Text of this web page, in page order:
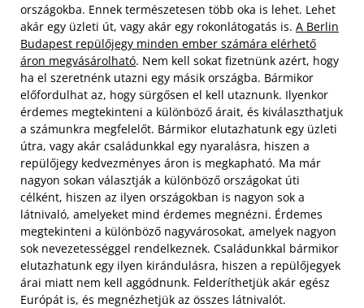
országokba. Ennek természetesen több oka is lehet. Lehet
akár egy üzleti út, vagy akár egy rokonlátogatás is. A Berlin
Budapest repülőjegy minden ember számára elérhető
áron megvásárolható. Nem kell sokat fizetnünk azért, hogy
ha el szeretnénk utazni egy másik országba. Bármikor
előfordulhat az, hogy sürgősen el kell utaznunk. Ilyenkor
érdemes megtekinteni a különböző árait, és kiválaszthatjuk
a számunkra megfelelőt. Bármikor elutazhatunk egy üzleti
útra, vagy akár családunkkal egy nyaralásra, hiszen a
repülőjegy kedvezményes áron is megkapható. Ma már
nagyon sokan választják a különböző országokat úti
célként, hiszen az ilyen országokban is nagyon sok a
látnivaló, amelyeket mind érdemes megnézni. Érdemes
megtekinteni a különböző nagyvárosokat, amelyek nagyon
sok nevezetességgel rendelkeznek. Családunkkal bármikor
elutazhatunk egy ilyen kirándulásra, hiszen a repülőjegyek
árai miatt nem kell aggódnunk. Felderíthetjük akár egész
Európát is, és megnézhetjük az összes látnivalót.